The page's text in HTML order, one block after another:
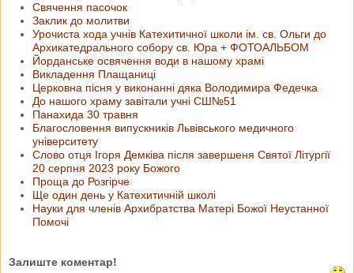
Свячення пасочок
Заклик до молитви
Урочиста хода учнів Катехитичної школи ім. св. Ольги до
Архикатедрального собору св. Юра + ФОТОАЛЬБОМ
Йорданське освячення води в нашому храмі
Викладення Плащаниці
Церковна пісня у виконанні дяка Володимира Федечка
До нашого храму завітали учні СШ№51
Панахида 30 травня
Благословення випускників Львівського медичного
університету
Слово отця Ігоря Демківа після завершеня Святої Літургії
20 серпня 2023 року Божого
Проща до Розгірче
Ще один день у Катехитичній школі
Науки для членів Архибратства Матері Божої Неустанної
Помочі
Залиште коментар!